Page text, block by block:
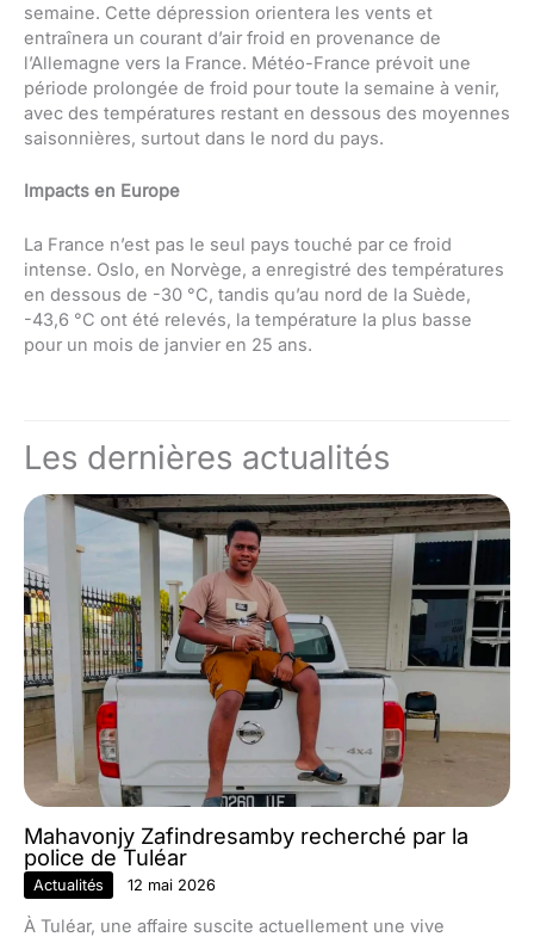
semaine. Cette dépression orientera les vents et
entraînera un courant d’air froid en provenance de
l’Allemagne vers la France. Météo-France prévoit une
période prolongée de froid pour toute la semaine à venir,
avec des températures restant en dessous des moyennes
saisonnières, surtout dans le nord du pays.
Impacts en Europe
La France n’est pas le seul pays touché par ce froid
intense. Oslo, en Norvège, a enregistré des températures
en dessous de -30 °C, tandis qu’au nord de la Suède,
-43,6 °C ont été relevés, la température la plus basse
pour un mois de janvier en 25 ans.
Les dernières actualités
Mahavonjy Zafindresamby recherché par la
police de Tuléar
Actualités 12 mai 2026
À Tuléar, une affaire suscite actuellement une vive